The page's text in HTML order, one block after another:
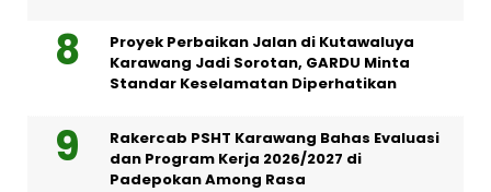
Proyek Perbaikan Jalan di Kutawaluya
Karawang Jadi Sorotan, GARDU Minta
Standar Keselamatan Diperhatikan
Rakercab PSHT Karawang Bahas Evaluasi
dan Program Kerja 2026/2027 di
Padepokan Among Rasa